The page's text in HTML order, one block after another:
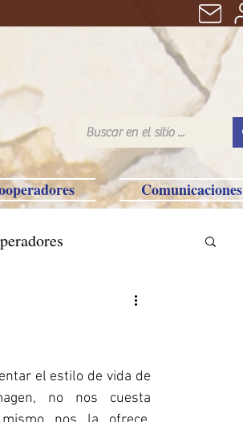
Comunicaciones
Australia-Saipan-Taiwan
Brasil
el estilo de vida de
no nos cuesta